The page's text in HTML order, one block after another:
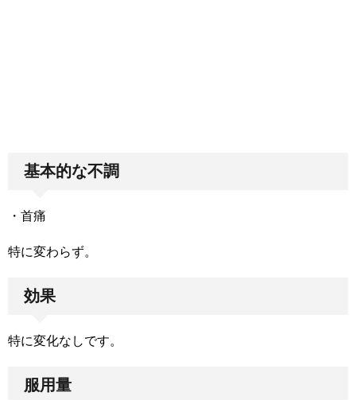
基本的な不調
・首痛
特に変わらず。
効果
特に変化なしです。
服用量